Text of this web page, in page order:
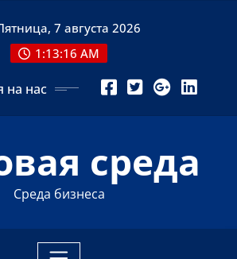
7 августа 2026
1:13:17 AM
на нас
среда
Среда бизнеса